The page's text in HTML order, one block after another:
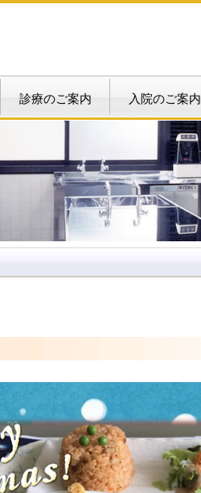
診療のご案内 入院のご案内